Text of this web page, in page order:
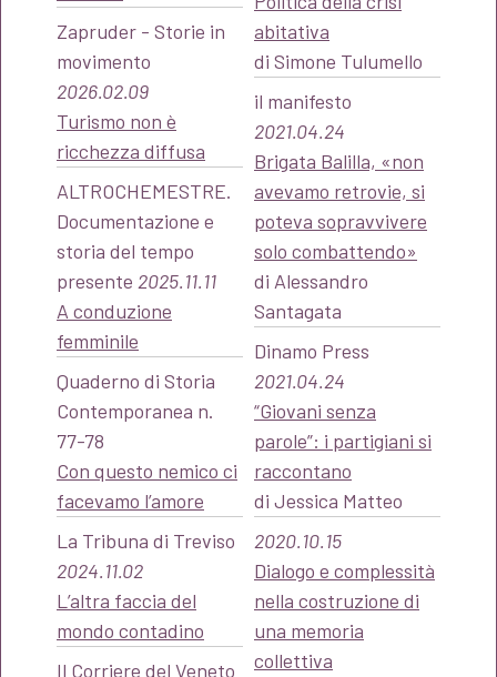
Zapruder - Storie in
movimento
2026.02.09
Turismo non è
ricchezza diffusa
ALTROCHEMESTRE.
Documentazione e
storia del tempo
presente 2025.11.11
A conduzione
femminile
Quaderno di Storia
Contemporanea n.
77-78
Con questo nemico ci
facevamo l’amore
La Tribuna di Treviso
2024.11.02
L’altra faccia del
mondo contadino
Il Corriere del Veneto
abitativa
di Simone Tulumello
il manifesto
2021.04.24
Brigata Balilla, «non
avevamo retrovie, si
poteva sopravvivere
solo combattendo»
di Alessandro
Santagata
Dinamo Press
2021.04.24
“Giovani senza
parole”: i partigiani si
raccontano
di Jessica Matteo
2020.10.15
Dialogo e complessità
nella costruzione di
una memoria
collettiva